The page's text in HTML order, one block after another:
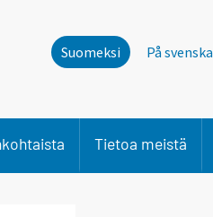
Suomeksi På svenska
Tietoa meistä